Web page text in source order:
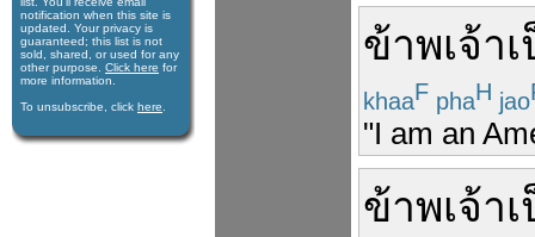
notification when this site is
updated. Your privacy is
guaran­teed; this list is not
sold, shared, or used for any
other purpose. Click here for
more infor­mation.
To unsubscribe, click here
ข้าพเจ้า
khaaF phaH jao
"I am an
ข้าพเจ้า